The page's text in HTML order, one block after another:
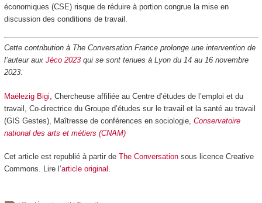
économiques (CSE) risque de réduire à portion congrue la mise en
discussion des conditions de travail.
Cette contribution à The Conversation France prolonge une intervention de
l’auteur aux Jéco 2023qui se sont tenues à Lyon du 14 au 16 novembre
2023.
Maëlezig Bigi , Chercheuse affiliée au Centre d’études de l’emploi et du
travail, Co-directrice du Groupe d’études sur le travail et la santé au travail
(GIS Gestes), Maîtresse de conférences en sociologie, Conservatoire
national des arts et métiers (CNAM)
Cet article est republié à partir de The Conversationsous licence Creative
Commons. Lire l’article original .